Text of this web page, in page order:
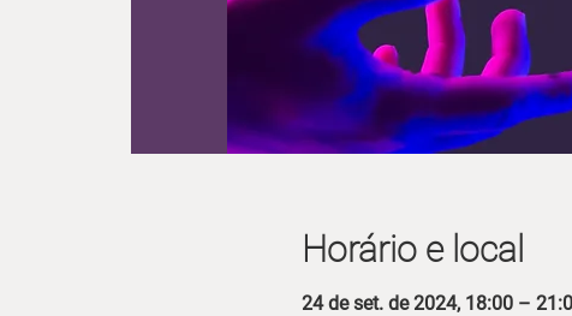
Horário e local
24 de set. de 2024, 18:00 –